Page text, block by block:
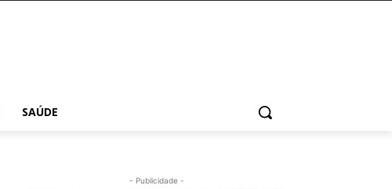
SAÚDE
- Publicidade -